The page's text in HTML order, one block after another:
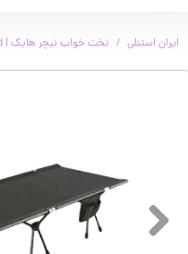
ایران استنلی تخت خواب نیچر هایک | xjc12 outdoor folding bed